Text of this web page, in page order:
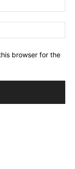
browser for the